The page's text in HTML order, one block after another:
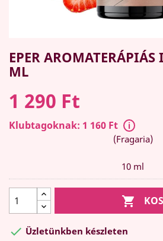
EPER AROMATERÁPIÁS
ML
1 290 Ft
Klubtagoknak: 1 160 Ft
(Fragaria)
10 ml

 Üzletünkben készleten